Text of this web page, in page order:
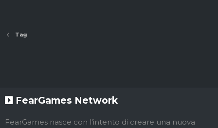
Tag
FearGames Network
FearGames nasce con l'intento di creare una nuova